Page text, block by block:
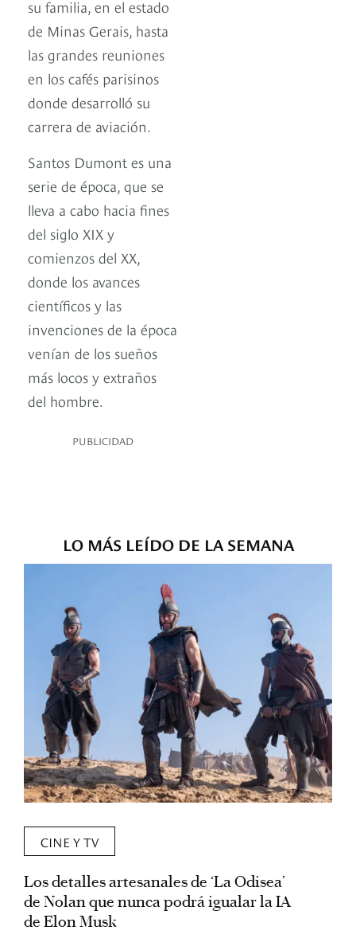
su familia, en el estado
de Minas Gerais, hasta
las grandes reuniones
en los cafés parisinos
donde desarrolló su
carrera de aviación.
Santos Dumont es una
serie de época, que se
lleva a cabo hacia fines
del siglo XIX y
comienzos del XX,
donde los avances
científicos y las
invenciones de la época
venían de los sueños
más locos y extraños
del hombre.
PUBLICIDAD
LO MÁS LEÍDO DE LA SEMANA
CINE Y TV
Los detalles artesanales de ‘La Odisea’
de Nolan que nunca podrá igualar la IA
de Elon Musk